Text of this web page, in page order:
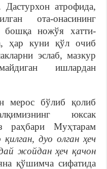
атрофида,
ота-онасининг
бошқа ножўя хатти-
ҳар куни қўл очиб
эслаб, мазкур
ишлардан
мерос бўлиб қолиб
юксак
раҳбари Муҳтарам
қилган, дуо олган ҳеч
жойдан ҳеч қачон
қўшимча сифатида